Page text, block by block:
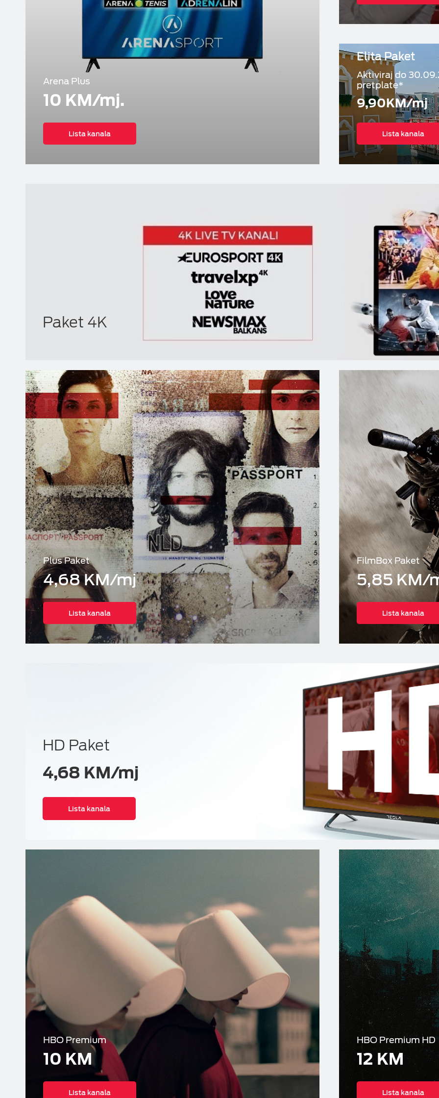
Arena Plus
10 KM/mj.
Lista kanala
Elita Paket
Aktiviraj do
pretplate*
9,90KM/mj
Lista kanala
Paket 4K
Plus Paket
4,68 KM/mj
Lista kanala
FilmBox Paket
5,85 KM/
Lista kanala
HD Paket
4,68 KM/mj
Lista kanala
HBO Premium
10 KM
Lista kanala
HBO Premium HD
12 KM
Lista kanala